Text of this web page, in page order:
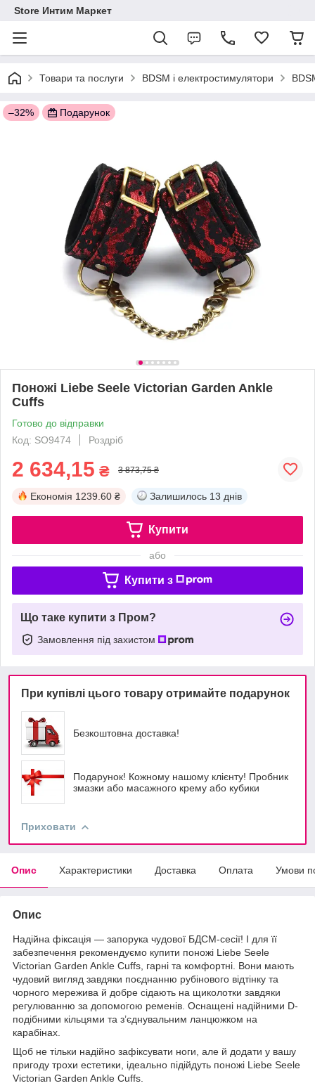
Store Интим Маркет
Товари та послуги BDSM і електростимулятори
–32% Подарунок
Поножі Liebe Seele Victorian Garden Ankle
Cuffs
Готово до відправки
Код: SO9474
Роздріб
2 634,15 ₴ 3 873,75 ₴
Економія 1239.60 ₴ Залишилось 13 днів
Купити
або
Купити з
Що таке купити з Пром?
Замовлення під захистом
При купівлі цього товару отримайте подарунок
Безкоштовна доставка!
Подарунок! Кожному нашому клієнту! Пробник
змазки або масажного крему або кубики
Приховати
Опис Характеристики Доставка Оплата Умови
Опис
Надійна фіксація — запорука чудової БДСМ-сесії! І для її
забезпечення рекомендуємо купити поножі Liebe Seele
Victorian Garden Ankle Cuffs, гарні та комфортні. Вони мають
чудовий вигляд завдяки поєднанню рубінового відтінку та
чорного мережива й добре сідають на щиколотки завдяки
регулюванню за допомогою ременів. Оснащені надійними D-
подібними кільцями та з’єднувальним ланцюжком на
карабінах.
Щоб не тільки надійно зафіксувати ноги, але й додати у вашу
пригоду трохи естетики, ідеально підійдуть поножі Liebe Seele
Victorian Garden Ankle Cuffs.